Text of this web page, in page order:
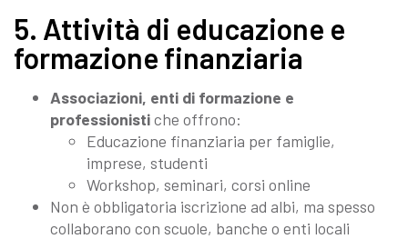
5. Attività di educazione e
formazione finanziaria
Associazioni, enti di formazione e
professionistiche offrono:
Educazione finanziaria per famiglie,
imprese, studenti
Workshop, seminari, corsi online
Non è obbligatoria iscrizione ad albi, ma spesso
collaborano con scuole, banche o enti locali